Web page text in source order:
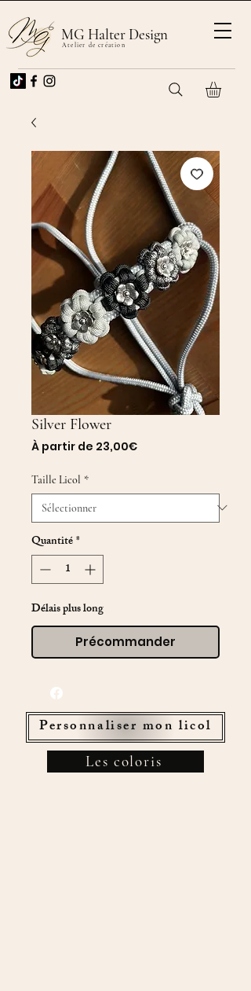
MG Halter Design
Atelier de création
Silver Flower
À partir de 23,00€Prix
Taille Licol *
Quantité*
Délais plus long
Précommander
Personnaliser mon licol
Les coloris